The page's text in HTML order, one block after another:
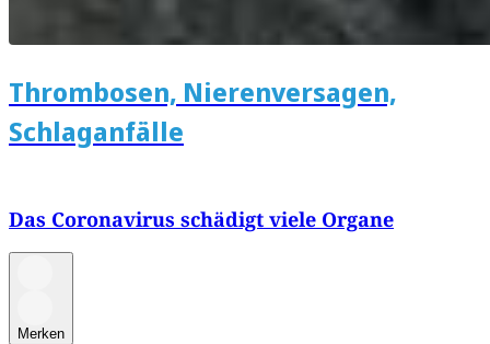
Thrombosen, Nierenversagen,
Schlaganfälle
Das Coronavirus schädigt viele Organe
Merken